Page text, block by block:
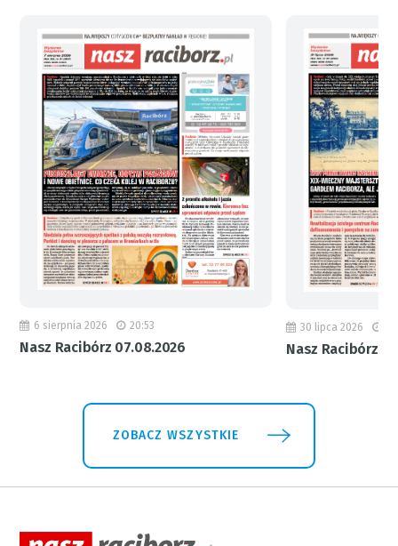
6 sierpnia 2026 20:53
Nasz Racibórz 07.08.2026
30 lipca 2026
Nasz Racibórz
ZOBACZ WSZYSTKIE